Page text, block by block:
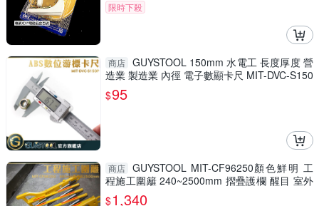
限時下殺
商店 GUYSTOOL 150mm 水電工 長度厚度 營
造業 製造業 內徑 電子數顯卡尺 MIT-DVC-S150
P 防潑水 廠房
$95
商店 GUYSTOOL MIT-CF96250顏色鮮明 工
程施工圍籬 240~2500mm 摺疊護欄 醒目 室外
裝修 安全防護圍欄
$1,340